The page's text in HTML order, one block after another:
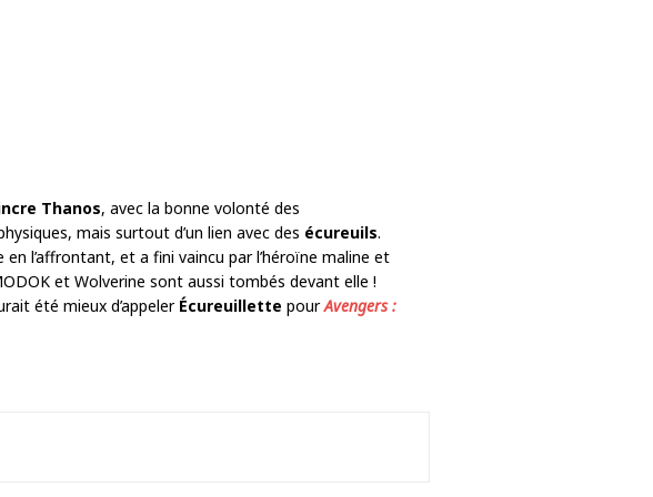
Thanos, avec la bonne volonté des
mais surtout d’un lien avec des écureuils.
l’affrontant, et a fini vaincu par l’héroïne maline et
et Wolverine sont aussi tombés devant elle !
été mieux d’appeler Écureuillette pourAvengers :